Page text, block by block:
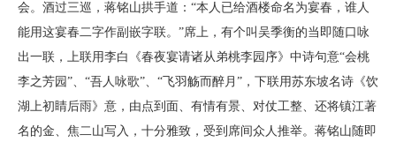
会。酒过三巡，蒋铭山拱手道：“本人已给酒楼命名为宴春，谁人
能用这宴春二字作副嵌字联。”席上，有个叫吴季衡的当即随口咏
出一联，上联用李白《春夜宴请诸从弟桃李园序》中诗句意“会桃
李之芳园”、“吾人咏歌”、“飞羽觞而醉月”，下联用苏东坡名诗《饮
湖上初睛后雨》意，由点到面、有情有景、对仗工整、还将镇江著
名的金、焦二山写入，十分雅致，受到席间众人推举。蒋铭山随即